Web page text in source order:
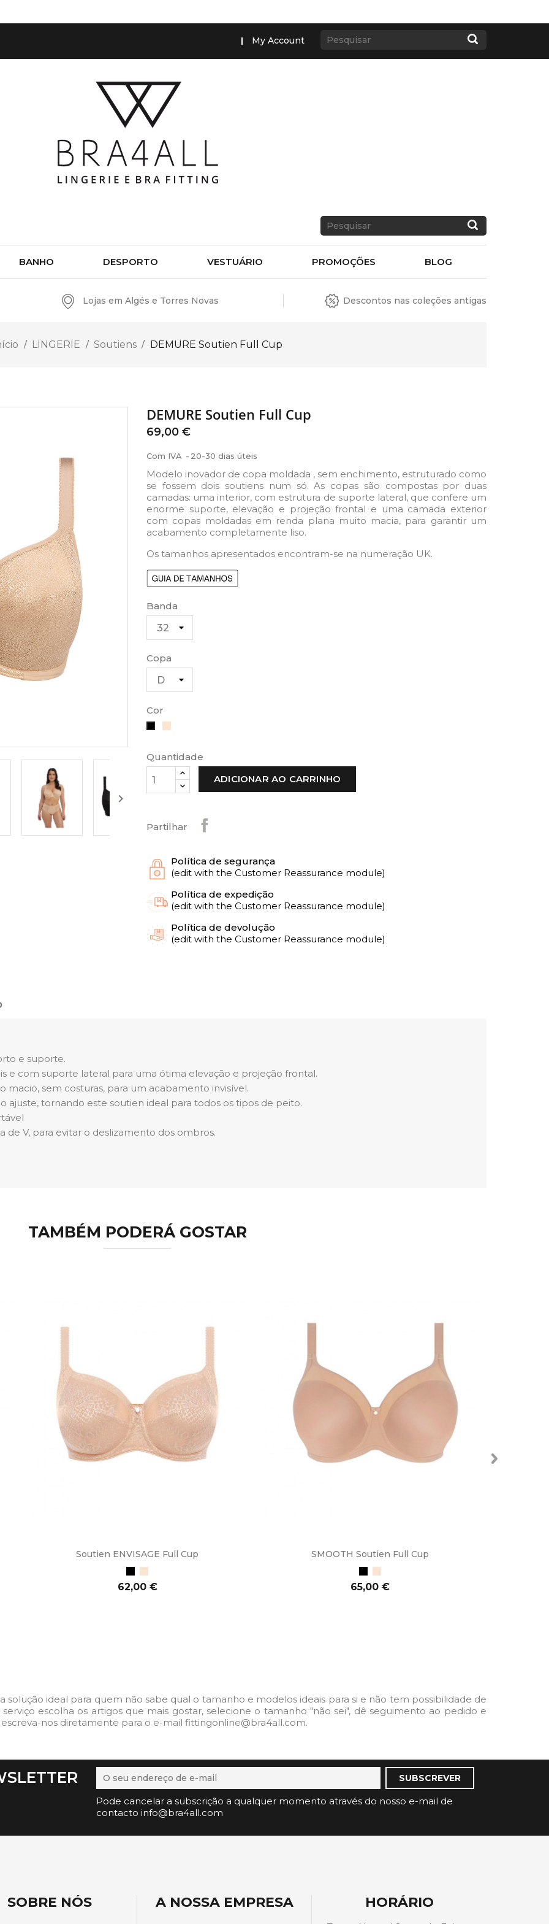
My Account
BANHO DESPORTO VESTUÁRIO PROMOÇÕES BLOG
Lojas em Algés e Torres Novas Descontos nas coleções antigas
LINGERIE Soutiens DEMURE Soutien Full Cup

DEMURE Soutien Full Cup
69,00 €
Com IVA 20-30 dias úteis
Modelo inovador de copa moldada , sem enchimento, estruturado como
se fossem dois soutiens num só. As copas são compostas por duas
camadas: uma interior, com estrutura de suporte lateral, que confere um
enorme suporte, elevação e projeção frontal e uma camada exterior
com copas moldadas em renda plana muito macia, para garantir um
acabamento completamente liso.
Os tamanhos apresentados encontram-se na numeração UK.
Banda
Copa
Cor
Preto
Quantidade
ADICIONAR AO CARRINHO
Partilhar
Política de segurança
(edit with the Customer Reassurance module)
Política de expedição
(edit with the Customer Reassurance module)
Política de devolução
(edit with the Customer Reassurance module)
e suporte.
e com suporte lateral para uma ótima elevação e projeção frontal.
sem costuras, para um acabamento invisível.
ajuste, tornando este soutien ideal para todos os tipos de peito.
de V, para evitar o deslizamento dos ombros.
TAMBÉM PODERÁ GOSTAR
Soutien ENVISAGE Full Cup
Preço
62,00 €
SMOOTH Soutien Full Cup
Preço
65,00 €
solução ideal para quem não sabe qual o tamanho e modelos ideais para si e não tem possibilidade de
serviço escolha os artigos que mais gostar, selecione o tamanho "não sei", dê seguimento ao pedido e
nos diretamente para o e-mail fittingonline@bra4all.com.
Pode cancelar a subscrição a qualquer momento através do nosso e-mail de
contacto info@bra4all.com
SOBRE NÓS A NOSSA EMPRESA HORÁRIO